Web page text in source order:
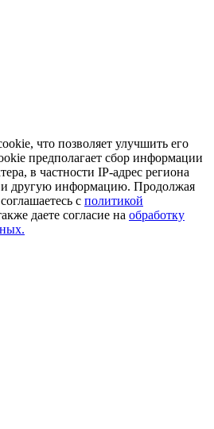
что позволяет улучшить его
предполагает сбор информации
в частности IP-адрес региона
и другую информацию. Продолжая
с политикой
даете согласие на обработку